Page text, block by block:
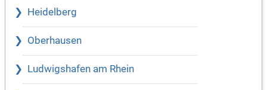
Heidelberg
Oberhausen
Ludwigshafen am Rhein